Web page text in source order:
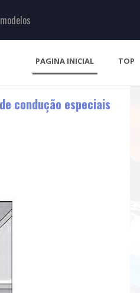
PAGINA INICIAL TOP
condução especiais